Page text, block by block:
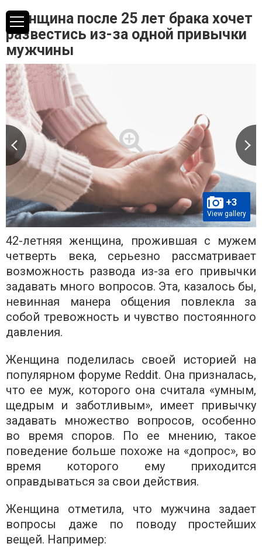
Женщина после 25 лет брака хочет
развестись из-за одной привычки
мужчины
+3
View gallery
42-летняя женщина, прожившая с мужем
четверть века, серьезно рассматривает
возможность развода из-за его привычки
задавать много вопросов. Эта, казалось бы,
невинная манера общения повлекла за
собой тревожность и чувство постоянного
давления.
Женщина поделилась своей историей на
популярном форуме Reddit. Она призналась,
что ее муж, которого она считала «умным,
щедрым и заботливым», имеет привычку
задавать множество вопросов, особенно
во время споров. По ее мнению, такое
поведение больше похоже на «допрос», во
время которого ему приходится
оправдываться за свои действия.
Женщина отметила, что мужчина задает
вопросы даже по поводу простейших
вещей. Например: